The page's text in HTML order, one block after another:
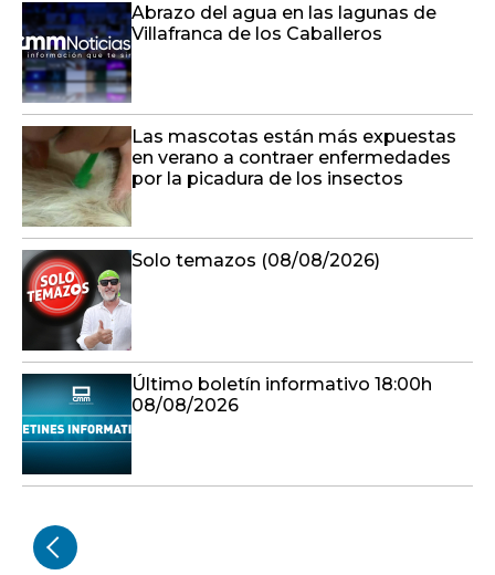
Abrazo del agua en las lagunas de
Villafranca de los Caballeros
Las mascotas están más expuestas
en verano a contraer enfermedades
por la picadura de los insectos
Solo temazos (08/08/2026)
Último boletín informativo 18:00h
08/08/2026